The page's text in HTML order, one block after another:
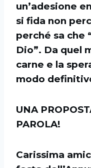
un’adesione
si fida non
perché sa che
Dio”. Da quel
carne e la
modo
UNA
PAROLA!
Carissima